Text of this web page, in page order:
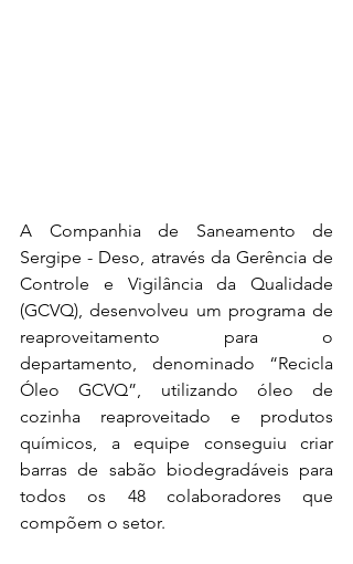
A Companhia de Saneamento de
Sergipe - Deso, através da Gerência de
Controle e Vigilância da Qualidade
(GCVQ), desenvolveu um programa de
reaproveitamento para o
departamento, denominado “Recicla
Óleo GCVQ”, utilizando óleo de
cozinha reaproveitado e produtos
químicos, a equipe conseguiu criar
barras de sabão biodegradáveis para
todos os 48 colaboradores que
compõem o setor.